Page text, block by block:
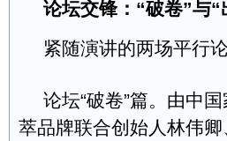
论坛交锋：“破卷”与
紧随演讲的两场平行
论坛“破卷”篇。由中
萃品牌联合创始人林伟